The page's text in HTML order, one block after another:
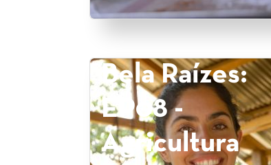
Bela Raízes:
EP08 -
Agricultura